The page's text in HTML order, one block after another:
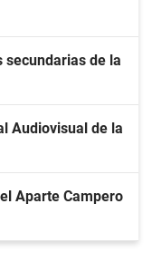
secundarias de la
Audiovisual de la
Aparte Campero